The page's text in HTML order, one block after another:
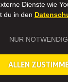
Dienste wie
du in den
NUR
ALLEN